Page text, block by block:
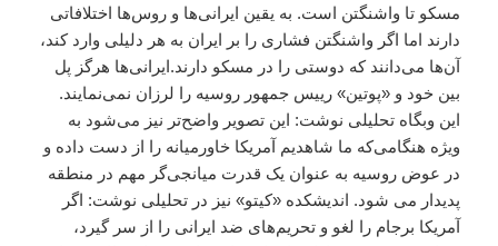
مسکو تا واشنگتن است. به یقین ایرانی‌ها و روس‌ها اختلافاتی
دارند اما اگر واشنگتن فشاری را بر ایران به هر دلیلی وارد کند،
آن‌ها می‌دانند که دوستی را در مسکو دارند.ایرانی‌ها هرگز پل
بین خود و «پوتین» رییس جمهور روسیه را لرزان نمی‌نمایند.
این وبگاه تحلیلی نوشت: این تصویر واضح‌تر نیز می‌شود به
ویژه هنگامی‌که ما شاهدیم آمریکا خاورمیانه را از دست داده و
در عوض روسیه به عنوان یک قدرت میانجی‌گر مهم در منطقه
پدیدار می شود. اندیشکده «کیتو» نیز در تحلیلی نوشت: اگر
آمریکا برجام را لغو و تحریم‌های ضد ایرانی را از سر گیرد،